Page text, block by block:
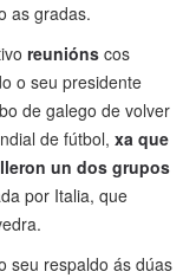
as gradas.
reunións cos
o seu presidente
de galego de volver
de fútbol, xa que
un dos grupos
por Italia, que
seu respaldo ás dúas